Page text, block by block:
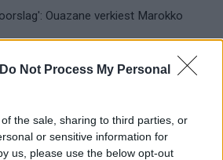
Do Not Process My Personal
the sale, sharing to third parties, or
or sensitive information for
us, please use the below opt-out
Ouazane verkiest Marokko
Tadic bij NEC: salaris en
Arokodare: huurdeal met
22 miljoen